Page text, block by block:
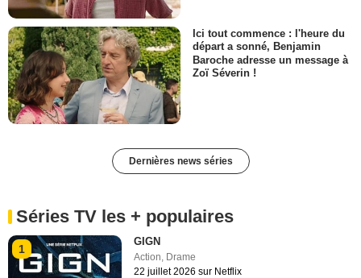
Ici tout commence : l'heure du
départ a sonné, Benjamin
Baroche adresse un message à
Zoï Séverin !
Dernières news séries
Séries TV les + populaires
1
GIGN
Action Drame
22 juillet 2026 sur Netflix